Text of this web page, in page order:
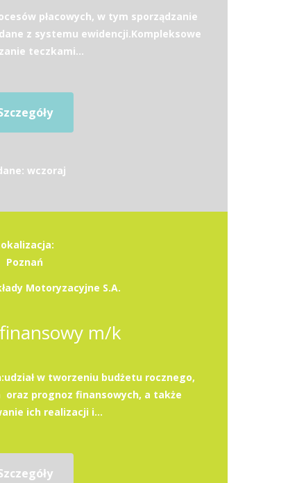
płacowych, w tym sporządzanie
z systemu ewidencji.Kompleksowe
teczkami...
wczoraj
Poznań
Motoryzacyjne S.A.
m/k
w tworzeniu budżetu rocznego,
oraz prognoz finansowych, a także
ich realizacji i...